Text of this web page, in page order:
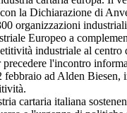
la Dichiarazione di
organizzazioni
Europeo a
industriale al centro
precedere l'incontro
febbraio ad Alden Biesen,
cartaria italiana